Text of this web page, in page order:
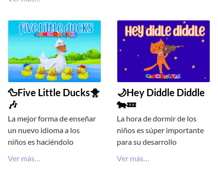
🦆Five Little Ducks🐥
🎶
La mejor forma de enseñar
un nuevo idioma a los
niños es haciéndolo
Ver más…
🌙Hey Diddle Diddle
🐄💤
La hora de dormir de los
niños es súper importante
para su desarrollo
Ver más…